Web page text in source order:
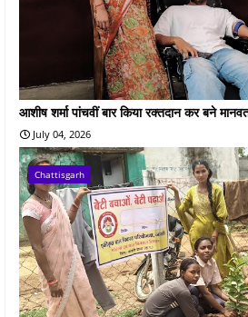
आशीष शर्मा पांचवीं बार किया रक्तदान कर बने
July 04, 2026
Chattisgarh